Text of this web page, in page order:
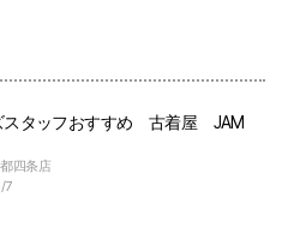
スタッフおすすめ 古着屋 JAM
四条店
7